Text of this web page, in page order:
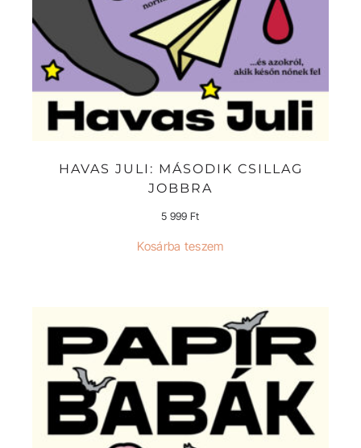
HAVAS JULI: MÁSODIK CSILLAG
JOBBRA
5 999 Ft
Kosárba teszem